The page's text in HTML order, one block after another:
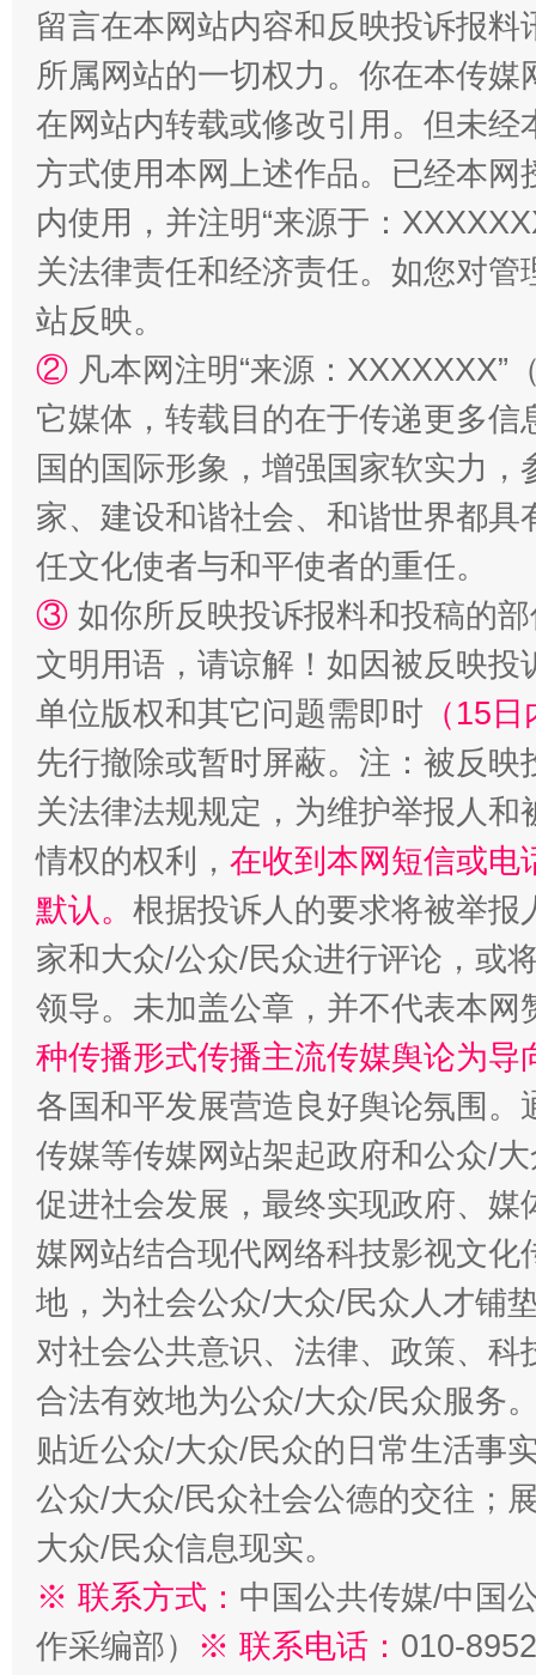
留言在本网站内容和反映投诉报
所属网站的一切权力。你在本传
在网站内转载或修改引用。但未
方式使用本网上述作品。已经本
内使用，并注明“来源于：
关法律责任和经济责任。如您对
站反映。
② 凡本网注明“来源：
它媒体，转载目的在于传递更多
国的国际形象，增强国家软实力
家、建设和谐社会、和谐世界都
任文化使者与和平使者的重任。
③ 如你所反映投诉报料和投稿的
文明用语，请谅解！如因被反映
单位版权和其它问题需即时 （15
先行撤除或暂时屏蔽。注：被反
关法律法规规定，为维护举报人
情权的权利， 在收到本网短信或电
默认。 根据投诉人的要求将被举
家和大众/公众/民众进行评论，或
领导。未加盖公章，并不代表本
种传播形式传播主流传媒舆论为导
各国和平发展营造良好舆论氛围
传媒等传媒网站架起政府和公众/
促进社会发展，最终实现政府、
媒网站结合现代网络科技影视文
地，为社会公众/大众/民众人才铺
对社会公共意识、法律、政策、
合法有效地为公众/大众/民众服务
贴近公众/大众/民众的日常生活事
公众/大众/民众社会公德的交往；
大众/民众信息现实。
※ 联系方式： 中国公共传媒/中国
作采编部） ※ 联系电话： 010-